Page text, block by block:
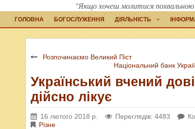
"Якщо хочеш молитися похвальною
ГОЛОВНА БОГОСЛУЖЕННЯ ДІЯЛЬНІСТЬ
Розпочинаємо Великий Піст
Національний банк
Український вчений
дійсно лікує
16 лютого 2018 р. Переглядів: 4483
Різне